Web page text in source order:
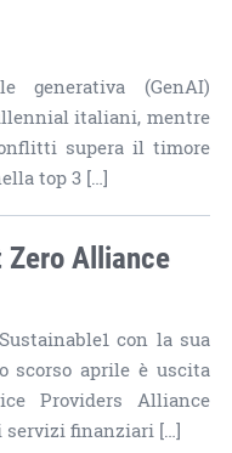
generativa (GenAI)
italiani, mentre
supera il timore
top 3 […]
Zero Alliance
con la sua
scorso aprile è uscita
Providers Alliance
servizi finanziari […]